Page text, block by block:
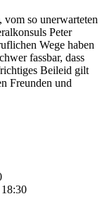
so unerwarteten
Peter
Wege haben
fassbar, dass
Beileid gilt
Freunden und